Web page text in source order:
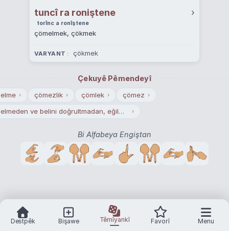
tuncî ra roniştene ›
torînc a ronîştene
çömelmek, çökmek
VARYANT çökmek
Çekuyê Pêmendeyî
› çömezlik › çömlek › çömez ›
çömelmeden ve belini doğrultmadan, eğilmiş durumda ekin biçmekte yarışmak ›
Bi Alfabeya Engiştan
Destpêk Bişawe Têmîyankî Favorî Menu